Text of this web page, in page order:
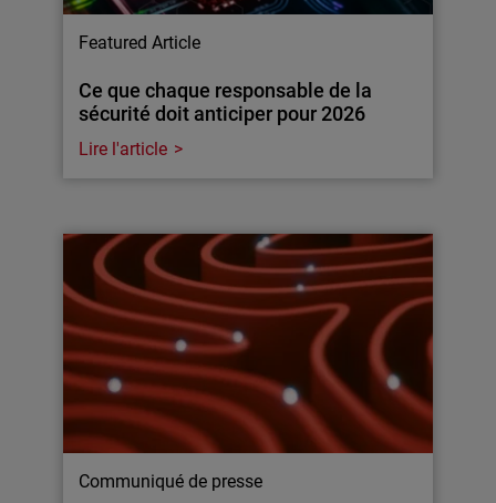
Featured Article
Ce que chaque responsable de la
sécurité doit anticiper pour 2026
Lire l'article
Communiqué de presse